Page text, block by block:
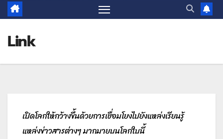
Link
เปิดโลกให้กว้างขึ้นด้วยการเชื่อมโยงไปยังแหล่งเรียนรู้
แหล่งข่าวสารต่างๆ มากมายบนโลกใบนี้